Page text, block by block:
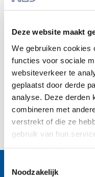
Deze website maakt
We gebruiken cookies
functies voor sociale
websiteverkeer te
geplaatst door derde
analyse. Deze derden
combineren met
verstrekt of die ze
gebruik van hun
Noodzakelijk
De adviseurs van
beantwoorden
de publicatie en
website. Daarnaast
participeren zij in
Bekijk de berichten